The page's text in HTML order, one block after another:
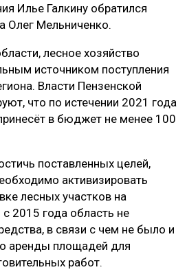
Илье Галкину обратился
Олег Мельниченко.
лесное хозяйство
источником поступления
Власти Пензенской
что по истечении 2021 года
в бюджет не менее 100
поставленных целей,
активизировать
лесных участков на
2015 года область не
в связи с чем не было и
аренды площадей для
работ.